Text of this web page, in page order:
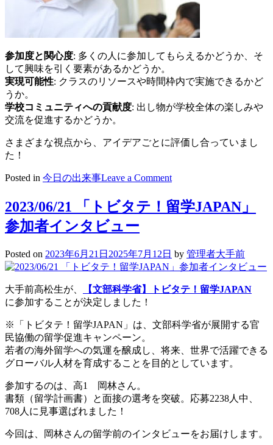
参加度と関心度: 多くの人に参加してもらえるかどうか、そ
して興味を引く要素があるかどうか。
実現可能性: クラスのリソースや時間枠内で実施できるかど
うか。
学校コミュニティへの貢献度: 出し物が学校全体の楽しみや
交流を促進するかどうか。
さまざまな視点から、アイデアごとに評価し合っていまし
た！
Posted in 今日の出来事Leave a Commenton
HCD
ク
討
議
2023/06/21 「トビタテ！留学JAPAN」
参加者インタビュー
Posted on 2023年6月21日 2025年7月12日 by 管理者大手前
大手前高松生が、
【文部科学省】トビタテ！留学JAPAN
に参加することが決定しました！
※「トビタテ！留学JAPAN」は、文部科学省が展開する官
民協働の留学促進キャンペーン。
若者の海外留学への気運を醸成し、将来、世界で活躍できる
グローバル人材を育成することを目的としています。
参加するのは、高1 岡林さん。
書類（留学計画書）と面接の選考を突破。応募2238人中、
708人に見事選ばれました！
今回は、岡林さんの留学前のインタビューをお届けします。